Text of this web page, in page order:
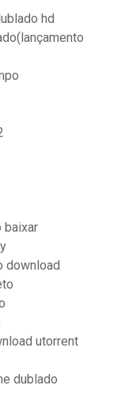
hd
baixar
download
utorrent
dublado